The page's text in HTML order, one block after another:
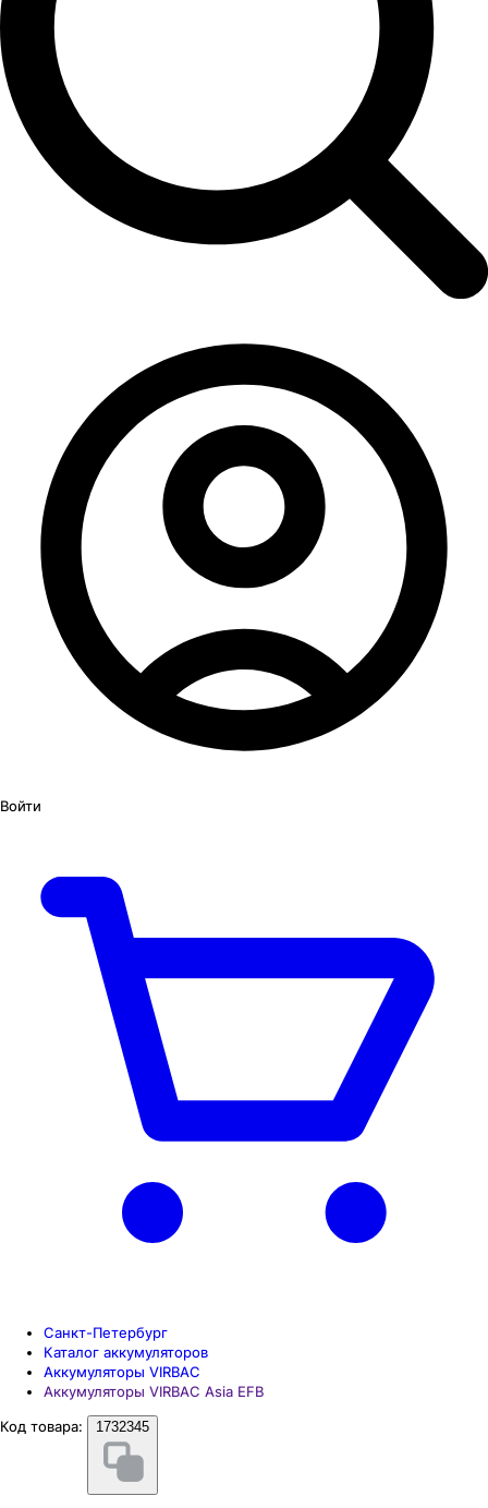
Войти
Санкт-Петербург
Каталог аккумуляторов
Аккумуляторы VIRBAC
Аккумуляторы VIRBAC Asia EFB
Код товара:
1732345